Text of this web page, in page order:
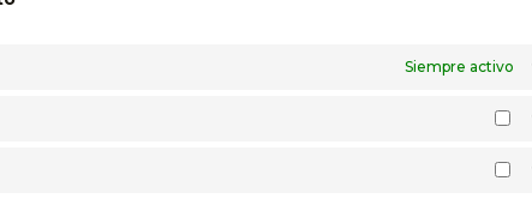
Siempre activo